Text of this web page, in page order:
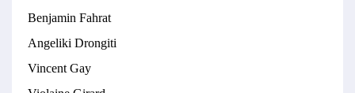
Benjamin Fahrat
Angeliki Drongiti
Vincent Gay